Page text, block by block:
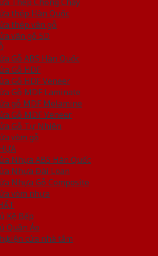
thép Hàn Quốc
thép vân gỗ
vân gỗ 5D
Gỗ ABS Hàn Quốc
Gỗ HDF
Gỗ HDF Veneer
Gỗ MDF Laminate
gỗ MDF Melamine
Gỗ MDF Veneer
Gỗ Tự Nhiên
vòm gỗ
Nhựa ABS Hàn Quốc
Nhựa Đài Loan
Nhựa Gỗ Composite
vòm nhựa
Kệ Bếp
Quần Áo
kiện cửa nhà tắm